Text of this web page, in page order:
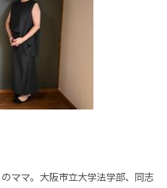
ママ。大阪市立大学法学部、同志